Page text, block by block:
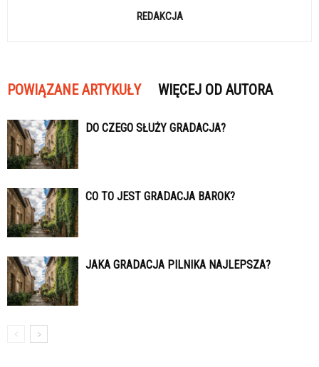
REDAKCJA
POWIĄZANE ARTYKUŁY WIĘCEJ OD AUTORA
DO CZEGO SŁUŻY GRADACJA?
CO TO JEST GRADACJA BAROK?
JAKA GRADACJA PILNIKA NAJLEPSZA?